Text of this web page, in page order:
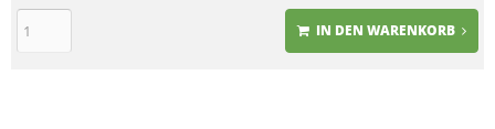
IN DEN WARENKORB